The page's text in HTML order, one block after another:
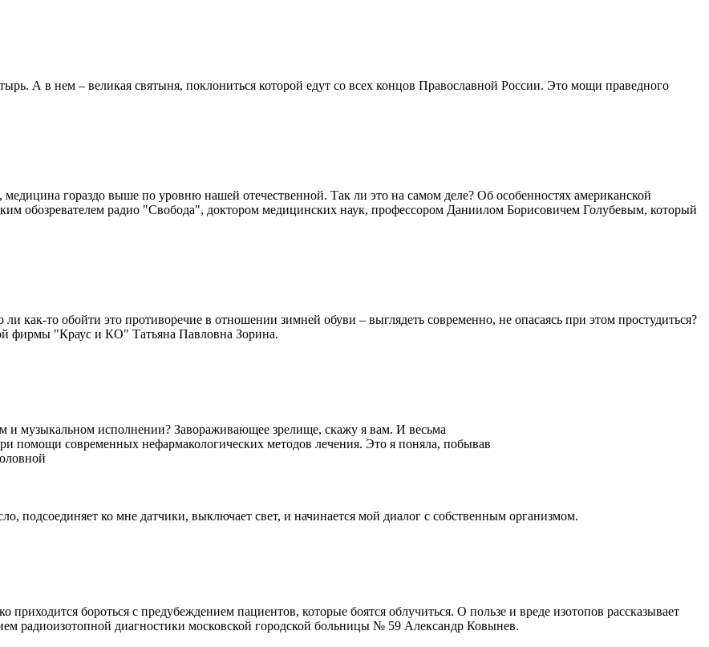
А в нем – великая святыня, поклониться которой едут со всех концов Православной России. Это мощи праведного
гораздо выше по уровню нашей отечественной. Так ли это на самом деле? Об особенностях американской
обозревателем радио "Свобода", доктором медицинских наук, профессором Даниилом Борисовичем Голубевым, который
как-то обойти это противоречие в отношении зимней обуви – выглядеть современно, не опасаясь при этом простудиться?
фирмы "Краус и КО" Татьяна Павловна Зорина.
и музыкальном исполнении? Завораживающее зрелище, скажу я вам. И весьма
помощи современных нефармакологических методов лечения. Это я поняла, побывав
подсоединяет ко мне датчики, выключает свет, и начинается мой диалог с собственным организмом.
приходится бороться с предубеждением пациентов, которые боятся облучиться. О пользе и вреде изотопов рассказывает
радиоизотопной диагностики московской городской больницы № 59 Александр Ковынев.